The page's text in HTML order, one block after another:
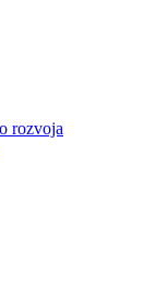
rozvoja